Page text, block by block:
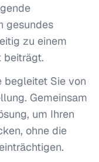
gesundes
zu einem
beiträgt.
begleitet Sie von
Gemeinsam
um Ihren
ohne die